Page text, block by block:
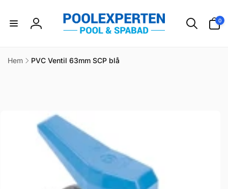
innehåll
Logga
0
artiklar
Hem
PVC Ventil 63mm SCP blå